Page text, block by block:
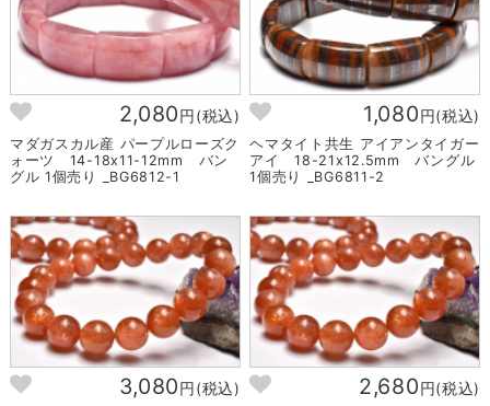
2,080円(税込)
マダガスカル産 パープルローズク
ォーツ 14-18x11-12mm バン
グル 1個売り _BG6812-1
1,080円(税込)
ヘマタイト共生 アイアンタイガー
アイ 18-21x12.5mm バングル
1個売り _BG6811-2
3,080円(税込) 2,680円(税込)